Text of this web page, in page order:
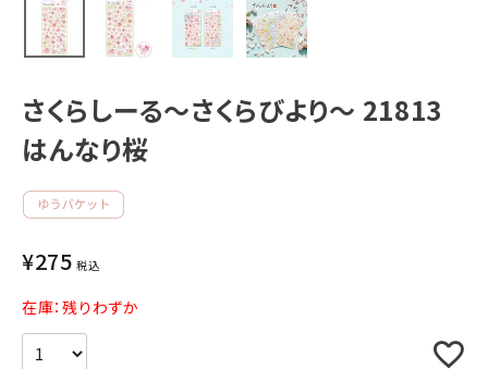
モチーフから探す
アイテムから探す
INFORMATION
お知らせ
ご利用ガイド
よくあるご質問
さくらしーる～さくらびより～ 21813
はんなり桜
¥275 税込
在庫：残りわずか